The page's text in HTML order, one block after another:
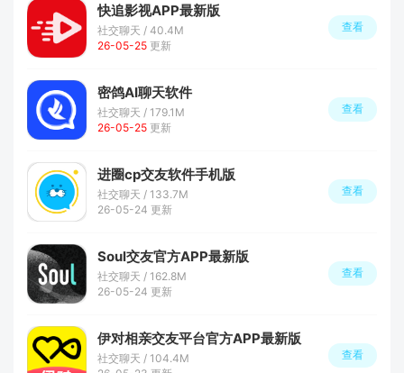
快追影视APP最新版
社交聊天 / 40.4M
26-05-25 更新
查看
密鸽AI聊天软件
社交聊天 / 179.1M
26-05-25 更新
查看
进圈cp交友软件手机版
社交聊天 / 133.7M
26-05-24 更新
查看
Soul交友官方APP最新版
社交聊天 / 162.8M
26-05-24 更新
查看
伊对相亲交友平台官方APP最新版
社交聊天 / 104.4M
查看